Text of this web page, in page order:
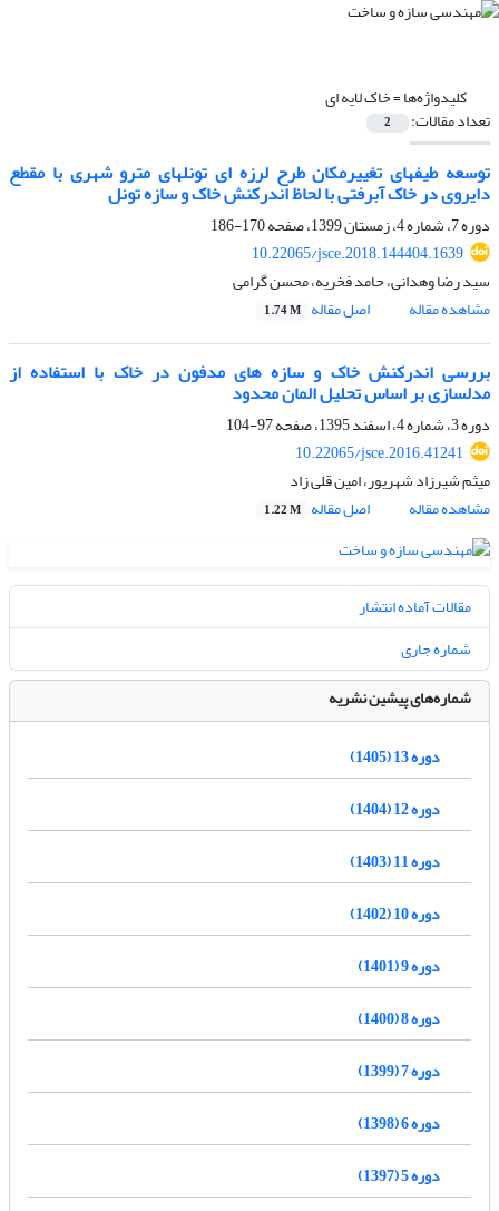
کلیدواژه‌ها =خاک لایه ای
تعداد مقالات: 2
توسعه طیفهای تغییرمکان طرح لرزه ای تونلهای مترو شهری با مقطع
دایروی در خاک آبرفتی با لحاظ اندرکنش خاک و سازه تونل
دوره 7، شماره 4، زمستان 1399، صفحه
170-186
10.22065/jsce.2018.144404.1639
سید رضا وهدانی، حامد فخریه، محسن گرامی
مشاهده مقاله
اصل مقاله 1.74 M
بررسی اندرکنش خاک و سازه های مدفون در خاک با استفاده از
مدلسازی بر اساس تحلیل المان محدود
دوره 3، شماره 4، اسفند 1395، صفحه
97-104
10.22065/jsce.2016.41241
میثم شیرزاد شهریور، امین قلی زاد
مشاهده مقاله
اصل مقاله 1.22 M
مقالات آماده انتشار
شماره جاری
شماره‌های پیشین نشریه
دوره 13 (1405)
دوره 12 (1404)
دوره 11 (1403)
دوره 10 (1402)
دوره 9 (1401)
دوره 8 (1400)
دوره 7 (1399)
دوره 6 (1398)
دوره 5 (1397)